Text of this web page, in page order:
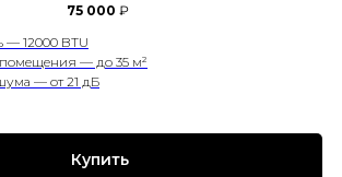
75 000 ₽
— 12000 BTU
— до 35 м²
— от 21 дБ
Купить